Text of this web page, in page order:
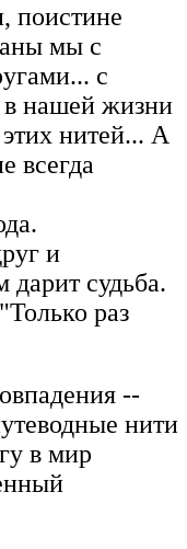
поистине
мы с
с
нашей жизни
нитей... А
всегда
и
судьба.
раз
--
нити
в мир